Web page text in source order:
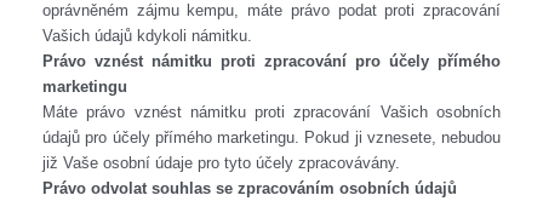
oprávněném zájmu kempu, máte právo podat proti zpracování
Vašich údajů kdykoli námitku.
Právo vznést námitku proti zpracování pro účely přímého
marketingu
Máte právo vznést námitku proti zpracování Vašich osobních
údajů pro účely přímého marketingu. Pokud ji vznesete, nebudou
již Vaše osobní údaje pro tyto účely zpracovávány.
Právo odvolat souhlas se zpracováním osobních údajů